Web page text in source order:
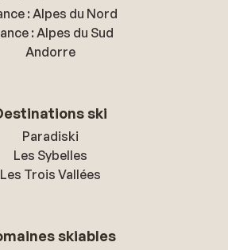
: Alpes du Nord
: Alpes du Sud
Andorre
ski
Paradiski
Les Sybelles
Les Trois Vallées
skiables